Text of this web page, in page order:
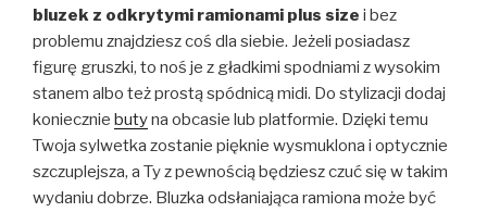
bluzek z odkrytymi ramionami plus size i bez
problemu znajdziesz coś dla siebie. Jeżeli posiadasz
figurę gruszki, to noś je z gładkimi spodniami z wysokim
stanem albo też prostą spódnicą midi. Do stylizacji dodaj
koniecznie butyna obcasie lub platformie. Dzięki temu
Twoja sylwetka zostanie pięknie wysmuklona i optycznie
szczuplejsza, a Ty z pewnością będziesz czuć się w takim
wydaniu dobrze. Bluzka odsłaniająca ramiona może być